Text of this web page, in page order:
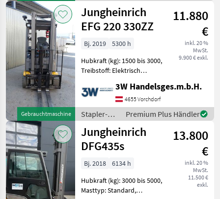
Sonstiges
11
Bautechnik
1
MARKTPLATZ
Marktplatz Händlerangebote Kleinanzeigen
Hydraulikkreis Z
und
Lagertechnik
/
Jungheinrich
Gebrauchtmaschine
Jungheinrich
EFG 220 330ZZ
11.880
€
inkl. 20 %
MwSt.
9.900 € exkl.
Bj. 2019
5300 h
Hubkraft (kg): 1500 bis 3000,
Treibstoff: Elektrisch
Elektro 3 Rad-Stapler,
Tragkraft: 2000kg, Hubhöhe:
3300mm, Batterie: 48V
750Ah , Anbaugerä
3W Handelsges.m.b.H.
4655 Vorchdorf
Stapler-
und
Lagertechnik
/
Jungheinrich
Premium Plus Händler
Jungheinrich
DFG435s
13.800
€
inkl. 20 %
MwSt.
11.500 €
exkl.
Bj. 2018
6134 h
Hubkraft (kg): 3000 bis 5000,
Masttyp: Standard,